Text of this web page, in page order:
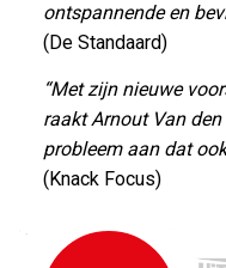
ontspannende en
(De Standaard)
“Met zijn nieuwe
raakt Arnout Van
probleem aan dat
(Knack Focus)